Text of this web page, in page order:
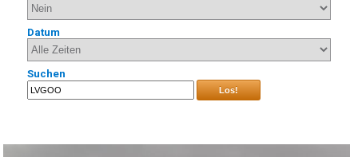
Datum
Suchen
Los!